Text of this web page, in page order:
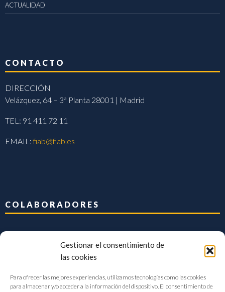
Gestionar el consentimiento de
las cookies
Para ofrecer las mejores experiencias, utilizamos tecnologías como las cookies
para almacenar y/o acceder a la información del dispositivo. El consentimiento de
ACTUALIDAD
CONTACTO
DIRECCIÓN
Velázquez, 64 – 3ª Planta 28001 | Madrid
TEL: 91 411 72 11
EMAIL:fiab@fiab.es
COLABORADORES